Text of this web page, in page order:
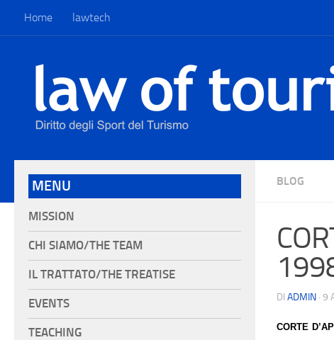
Home lawtech
BLOG
DI ADMIN · 9
CORTE
MENU
MISSION
CHI SIAMO/THE TEAM
IL TRATTATO/THE TREATISE
EVENTS
TEACHING